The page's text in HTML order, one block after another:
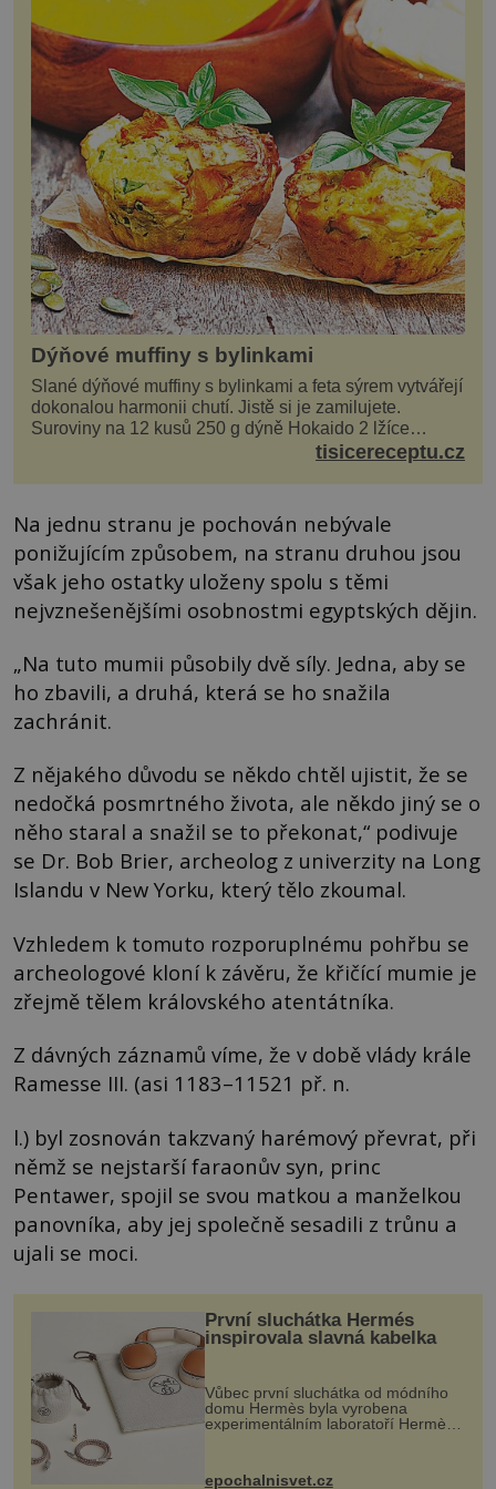
Dýňové muffiny s bylinkami
Slané dýňové muffiny s bylinkami a feta sýrem vytvářejí
dokonalou harmonii chutí. Jistě si je zamilujete.
Suroviny na 12 kusů 250 g dýně Hokaido 2 lžíce
olivového oleje sůl, pepř hrst nasekaných špen...
tisicereceptu.cz
Na jednu stranu je pochován nebývale
ponižujícím způsobem, na stranu druhou jsou
však jeho ostatky uloženy spolu s těmi
nejvznešenějšími osobnostmi egyptských dějin.
„Na tuto mumii působily dvě síly. Jedna, aby se
ho zbavili, a druhá, která se ho snažila
zachránit.
Z nějakého důvodu se někdo chtěl ujistit, že se
nedočká posmrtného života, ale někdo jiný se o
něho staral a snažil se to překonat,“ podivuje
se Dr. Bob Brier, archeolog z univerzity na Long
Islandu v New Yorku, který tělo zkoumal.
Vzhledem k tomuto rozporuplnému pohřbu se
archeologové kloní k závěru, že křičící mumie je
zřejmě tělem královského atentátníka.
Z dávných záznamů víme, že v době vlády krále
Ramesse III. (asi 1183–11521 př. n.
l.) byl zosnován takzvaný harémový převrat, při
němž se nejstarší faraonův syn, princ
Pentawer, spojil se svou matkou a manželkou
panovníka, aby jej společně sesadili z trůnu a
ujali se moci.
První sluchátka Hermés
inspirovala slavná kabelka
Vůbec první sluchátka od módního
domu Hermès byla vyrobena
experimentálním laboratoří Hermès
kovový...
epochalnisvet.cz